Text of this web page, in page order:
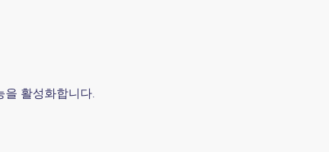
을 활성화합니다.